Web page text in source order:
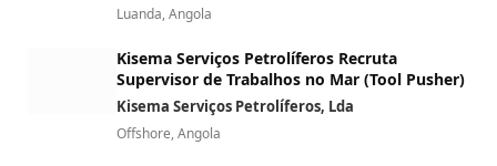
Luanda, Angola
Kisema Serviços Petrolíferos Recruta
Supervisor de Trabalhos no Mar (Tool Pusher)
Kisema Serviços Petrolíferos, Lda
Offshore, Angola